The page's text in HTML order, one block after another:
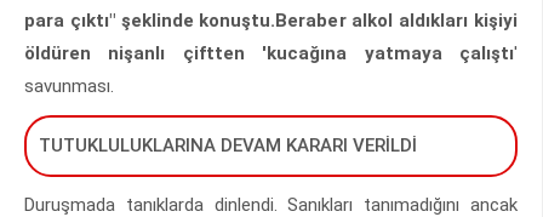
para çıktı" şeklinde konuştu.Beraber alkol aldıkları kişiyi
öldüren nişanlı çiftten 'kucağına yatmaya çalıştı'
savunması.
TUTUKLULUKLARINA DEVAM KARARI VERİLDİ
Duruşmada tanıklarda dinlendi. Sanıkları tanımadığını ancak